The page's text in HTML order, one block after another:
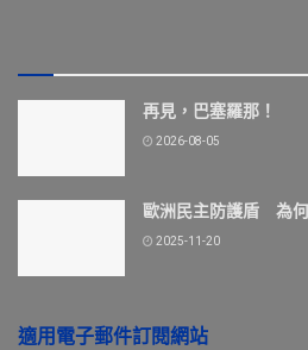
再見，巴塞羅那！
2026-08-05
歐洲民主防護盾 為
2025-11-20
適用電子郵件訂閱網站